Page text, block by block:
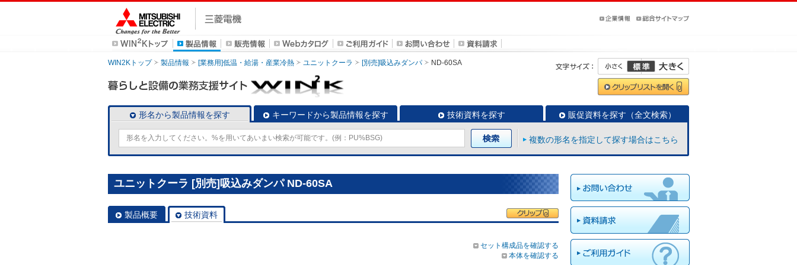
WIN2Kトップ 製品情報 [業務用]低温・給湯・産業冷熱 ユニットクーラ [別売]吸込みダンパ ND-60SA
形名から製品情報を探す キーワードから製品情報を探す 技術資料を探す 販促資料を探す（全文検索）
複数の形名を指定して探す場合はこちら
ユニットクーラ [別売]吸込みダンパ ND-60SA
製品概要 技術資料
セット構成品を確認する
本体を確認する